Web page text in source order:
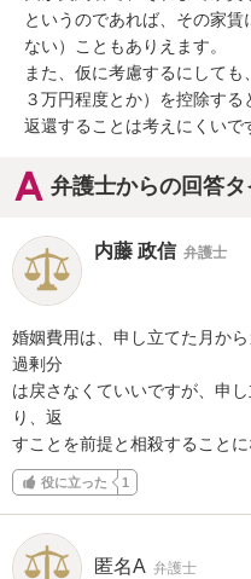
というのであれば、その家
ない）こともありえます。
また、仮に考慮するにして
３万円程度とか）を控除する
返還することは考えにくいで
弁護士からの回答
内藤 政信 弁護士
婚姻費用は、申し立てた月か
過剰分
は戻さなくていいですが、申
り、返
すことを前提と相殺することに
役に立った 1
匿名A 弁護士